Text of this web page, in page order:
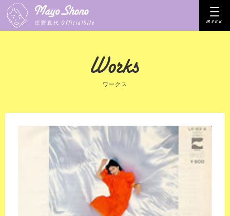
庄野真代 OfficialSite
ワークス
menu